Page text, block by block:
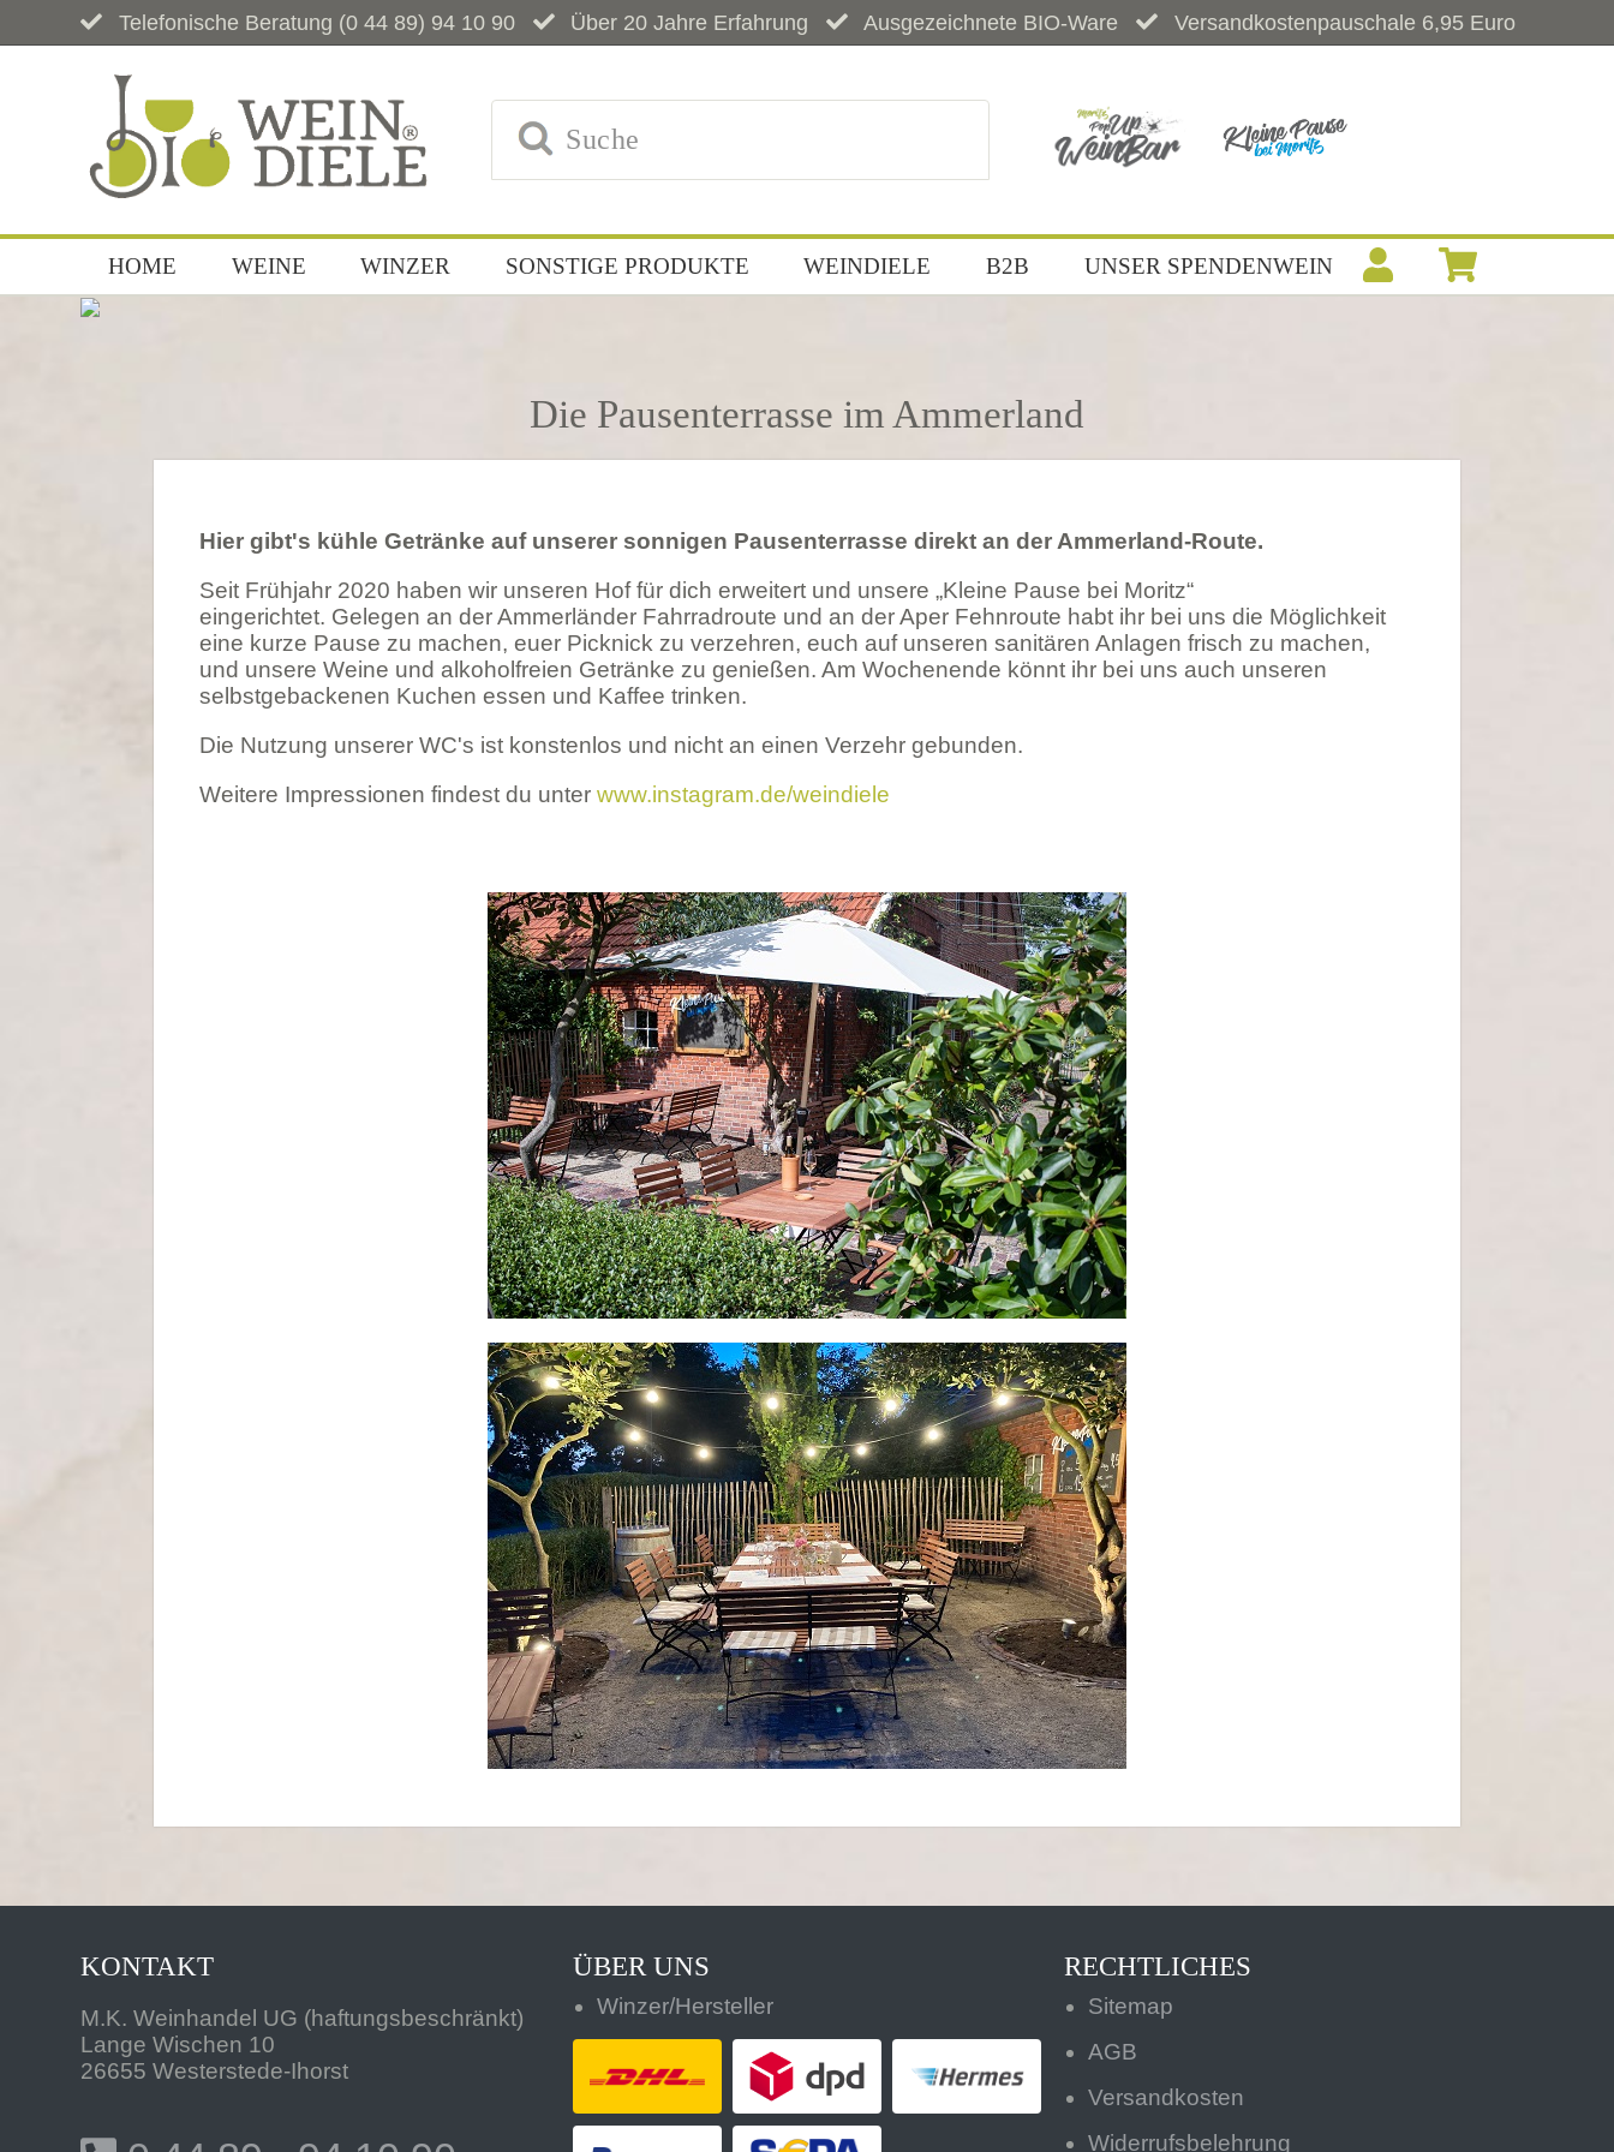
Telefonische Beratung (0 44 89) 94 10 90 Über 20 Jahre Erfahrung Ausgezeichnete BIO-Ware Versandkostenpauschale 6,95 Euro
HOME WEINE WINZER SONSTIGE PRODUKTE WEINDIELE B2B UNSER SPENDENWEIN
Die Pausenterrasse im Ammerland
Hier gibt's kühle Getränke auf unserer sonnigen Pausenterrasse direkt an der Ammerland-Route.
Seit Frühjahr 2020 haben wir unseren Hof für dich erweitert und unsere „Kleine Pause bei Moritz“
eingerichtet. Gelegen an der Ammerländer Fahrradroute und an der Aper Fehnroute habt ihr bei uns die Möglichkeit
eine kurze Pause zu machen, euer Picknick zu verzehren, euch auf unseren sanitären Anlagen frisch zu machen,
und unsere Weine und alkoholfreien Getränke zu genießen. Am Wochenende könnt ihr bei uns auch unseren
selbstgebackenen Kuchen essen und Kaffee trinken.
Die Nutzung unserer WC's ist konstenlos und nicht an einen Verzehr gebunden.
Weitere Impressionen findest du unter www.instagram.de/weindiele
KONTAKT
M.K. Weinhandel UG (haftungsbeschränkt)
Lange Wischen 10
26655 Westerstede-Ihorst
ÜBER UNS
Winzer/Hersteller
RECHTLICHES
Sitemap
AGB
Versandkosten
Widerrufsbelehrung